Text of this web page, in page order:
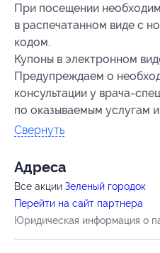
При посещении
в распечатанном виде с
кодом.
Купоны в электронном
Предупреждаем о
консультации у врача-
по оказываемым услугам
Свернуть
Адресa
Все акции Зеленый городок
Перейти на сайт партнера
Юридическая информация о